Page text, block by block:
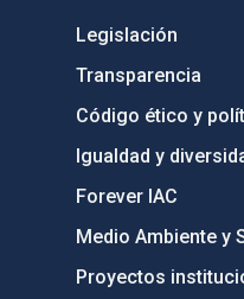
Legislación
Transparencia
Código ético y
Igualdad y
Forever IAC
Medio Ambiente y
Proyectos